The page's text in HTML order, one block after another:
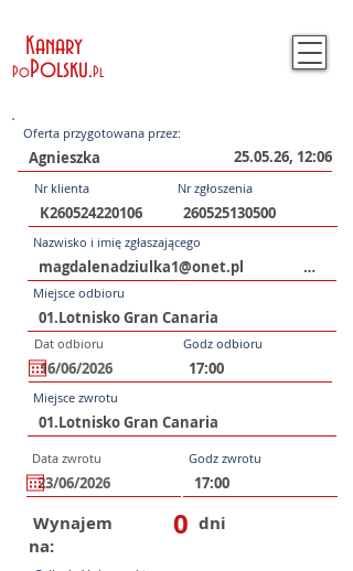
Kanary
PoPolsku.Pl
Oferta przygotowana przez:
25.05.26, 12:06
Nr klienta Nr zgłoszenia
Nazwisko i imię zgłaszającego
Miejsce odbioru
Dat odbioru Godz odbioru
Miejsce zwrotu
Data zwrotu Godz zwrotu
Wynajem
na:
0 dni